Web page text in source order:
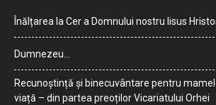
Înălțarea la Cer a Domnului nostru Iisus
Dumnezeu…
Recunoștință și binecuvântare pentru
viață – din partea preoților Vicariatului Orhei